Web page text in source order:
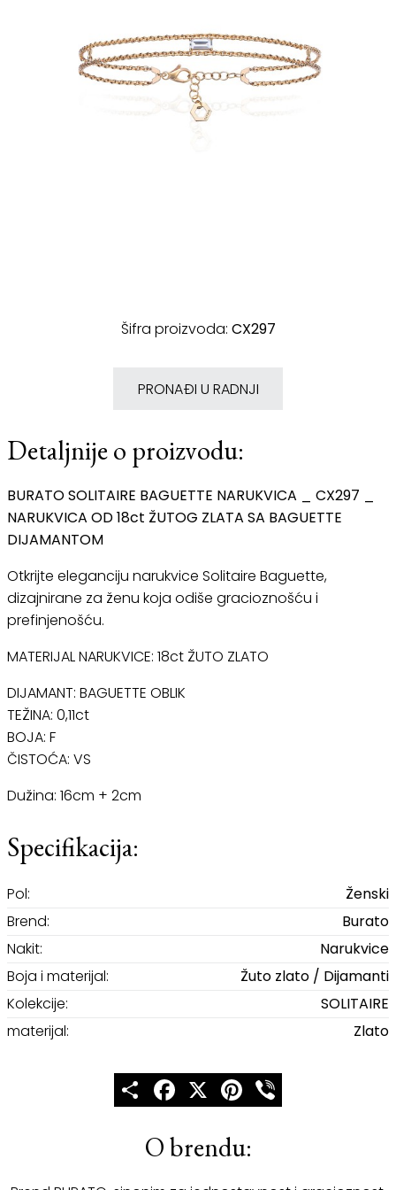
Šifra proizvoda: CX297
PRONAĐI U RADNJI
Detaljnije o proizvodu:
BURATO SOLITAIRE BAGUETTE NARUKVICA _ CX297 _
NARUKVICA OD 18ct ŽUTOG ZLATA SA BAGUETTE
DIJAMANTOM
Otkrijte eleganciju narukvice Solitaire Baguette,
dizajnirane za ženu koja odiše gracioznošću i
prefinjenošću.
MATERIJAL NARUKVICE: 18ct ŽUTO ZLATO
DIJAMANT: BAGUETTE OBLIK
TEŽINA: 0,11ct
BOJA: F
ČISTOĆA: VS
Dužina: 16cm + 2cm
Specifikacija:
Pol:
Ženski
Brend:
Burato
Nakit:
Narukvice
Boja i materijal:
Žuto zlato / Dijamanti
Kolekcije:
SOLITAIRE
materijal:
Zlato
ShareFacebook
X Pinterest
O brendu: